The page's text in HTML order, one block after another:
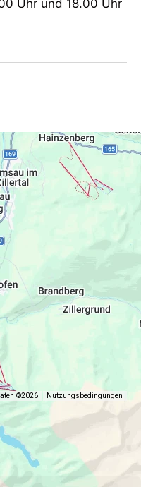
Uhr und 18.00 Uhr
Mayrhofen
©2026 Nutzungsbedingungen